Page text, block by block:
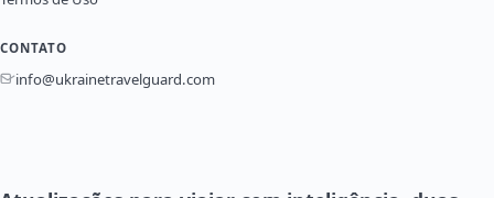
CONTATO
info@ukrainetravelguard.com